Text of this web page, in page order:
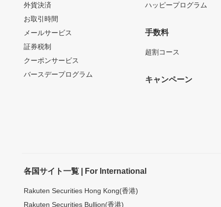
外貨決済
お取引時間
メールサービス
証券税制
クーポンサービス
バースデープログラム
ハッピープログラム
手数料
超割コース
キャンペーン
各国サイト一覧 | For International
Rakuten Securities Hong Kong(香港)
Rakuten Securities Bullion(香港)